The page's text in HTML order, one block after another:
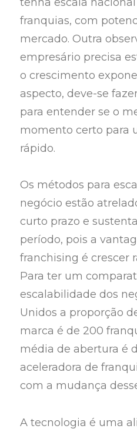
franquias, com
mercado. Outra
empresário precisa
o crescimento
aspecto, deve-se
para entender se o
momento certo para
rápido.
Os métodos para
negócio estão
curto prazo e
período, pois a
franchising é crescer
Para ter um
escalabilidade dos
Unidos a proporção
marca é de 200
média de abertura é
aceleradora de
com a mudança
A tecnologia é uma